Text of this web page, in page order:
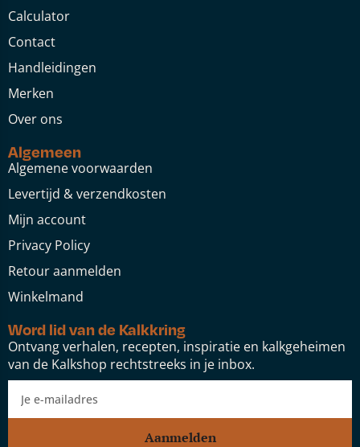
Calculator
Contact
Handleidingen
Merken
Over ons
Algemeen
Algemene voorwaarden
Levertijd & verzendkosten
Mijn account
Privacy Policy
Retour aanmelden
Winkelmand
Word lid van de Kalkkring
Ontvang verhalen, recepten, inspiratie en kalkgeheimen
van de Kalkshop rechtstreeks in je inbox.
Aanmelden